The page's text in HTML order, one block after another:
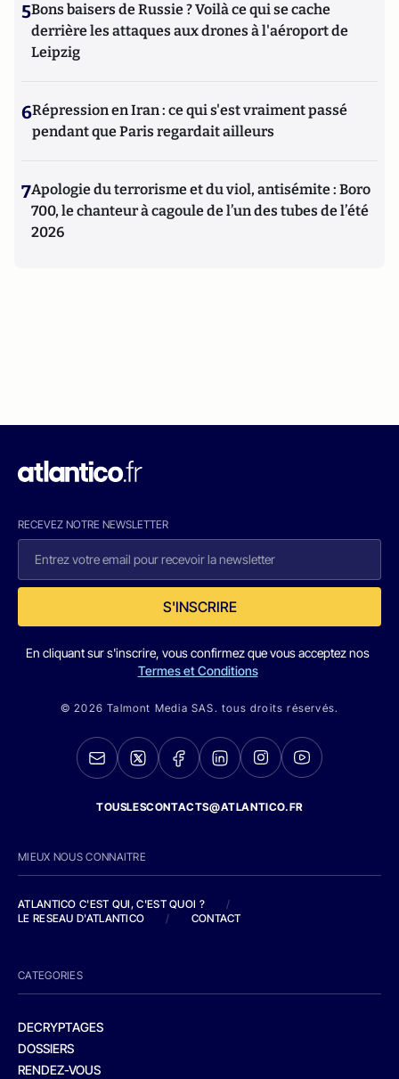
5Bons baisers de Russie ? Voilà ce qui se cache
derrière les attaques aux drones à l'aéroport de
Leipzig
6Répression en Iran : ce qui s'est vraiment passé
pendant que Paris regardait ailleurs
7Apologie du terrorisme et du viol, antisémite : Boro
700, le chanteur à cagoule de l’un des tubes de l’été
2026
RECEVEZ NOTRE NEWSLETTER
S'INSCRIRE
En cliquant sur s'inscrire, vous confirmez que vous acceptez nos
Termes et Conditions
© 2026 Talmont Media SAS. tous droits réservés.
TOUSLESCONTACTS@ATLANTICO.FR
MIEUX NOUS CONNAITRE
ATLANTICO C'EST QUI, C'EST QUOI ?
/
LE RESEAU D'ATLANTICO
/ CONTACT
CATEGORIES
DECRYPTAGES
DOSSIERS
RENDEZ-VOUS